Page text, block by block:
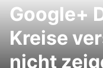
Google+
Kreise
nicht